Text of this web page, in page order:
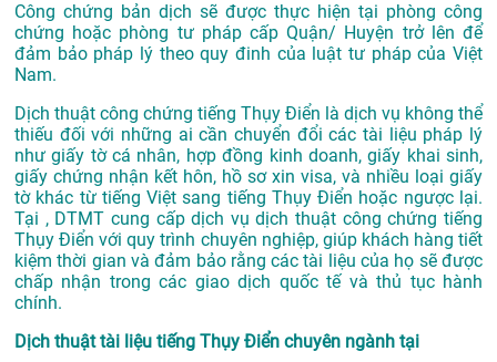
Công chứng bản dịch sẽ được thực hiện tại phòng công
chứng hoặc phòng tư pháp cấp Quận/ Huyện trở lên để
đảm bảo pháp lý theo quy đinh của luật tư pháp của Việt
Nam.
Dịch thuật công chứng tiếng Thụy Điển là dịch vụ không thể
thiếu đối với những ai cần chuyển đổi các tài liệu pháp lý
như giấy tờ cá nhân, hợp đồng kinh doanh, giấy khai sinh,
giấy chứng nhận kết hôn, hồ sơ xin visa, và nhiều loại giấy
tờ khác từ tiếng Việt sang tiếng Thụy Điển hoặc ngược lại.
Tại , DTMT cung cấp dịch vụ dịch thuật công chứng tiếng
Thụy Điển với quy trình chuyên nghiệp, giúp khách hàng tiết
kiệm thời gian và đảm bảo rằng các tài liệu của họ sẽ được
chấp nhận trong các giao dịch quốc tế và thủ tục hành
chính.
Dịch thuật tài liệu tiếng Thụy Điển chuyên ngành tại